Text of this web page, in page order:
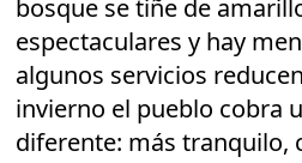
bosque se tiñe de
espectaculares y hay
algunos servicios
invierno el pueblo cobra
diferente: más tranquilo,